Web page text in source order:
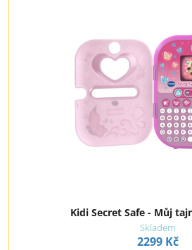
Kidi Secret Safe - Můj
Skladem
2299 Kč